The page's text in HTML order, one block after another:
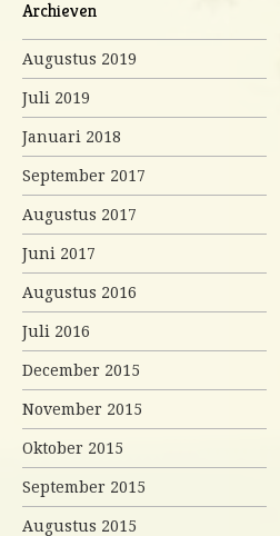
Archieven
Augustus 2019
Juli 2019
Januari 2018
September 2017
Augustus 2017
Juni 2017
Augustus 2016
Juli 2016
December 2015
November 2015
Oktober 2015
September 2015
Augustus 2015